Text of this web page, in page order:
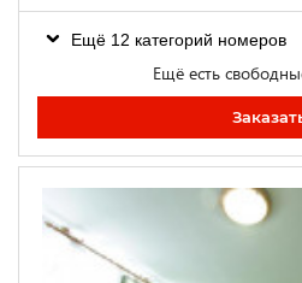
Ещё 12 категорий номеров
Ещё есть